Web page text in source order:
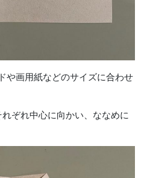
や画用紙などのサイズに合わせ
ぞれ中心に向かい、ななめに